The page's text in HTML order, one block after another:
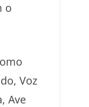
o
Voz
Ave